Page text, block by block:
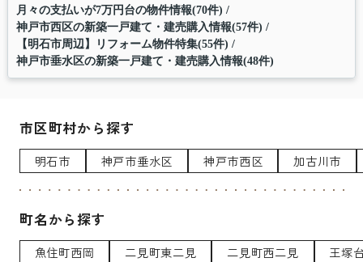
月々の支払いが7万円台の物件情報(70件)
神戸市西区の新築一戸建て・建売購入情報(57件)
【明石市周辺】リフォーム物件特集(55件)
神戸市垂水区の新築一戸建て・建売購入情報(48件)
市区町村から探す
明石市 神戸市垂水区 神戸市西区 加古川市
町名から探す
魚住町西岡 二見町東二見 二見町西二見 王塚